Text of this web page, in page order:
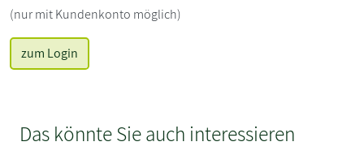
(nur mit Kundenkonto möglich)
zum Login
Das könnte Sie auch interessieren